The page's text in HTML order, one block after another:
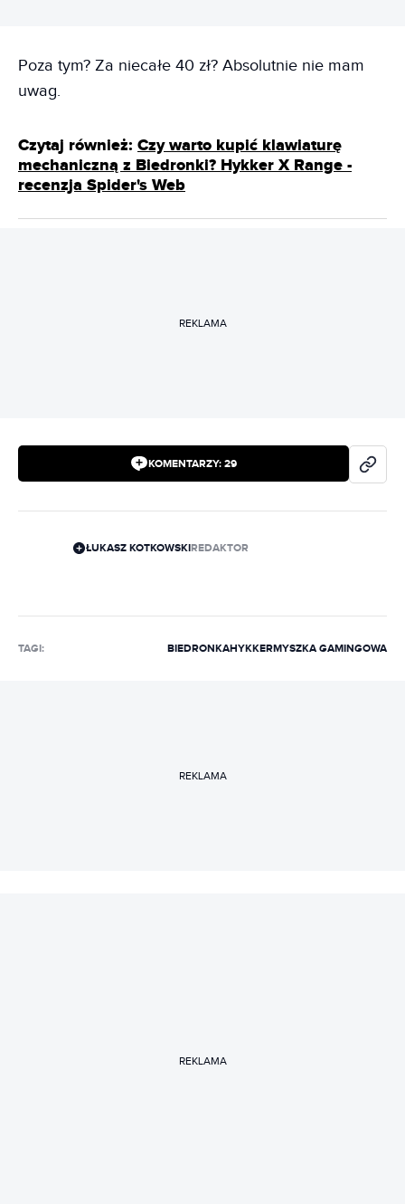
Poza tym? Za niecałe 40 zł? Absolutnie nie mam
uwag.
Czytaj również: Czy warto kupić klawiaturę
mechaniczną z Biedronki? Hykker X Range -
recenzja Spider's Web
REKLAMA
KOMENTARZY: 29
ŁUKASZ KOTKOWSKIREDAKTOR
TAGI: BIEDRONKAHYKKERMYSZKA GAMINGOWA
REKLAMA
REKLAMA